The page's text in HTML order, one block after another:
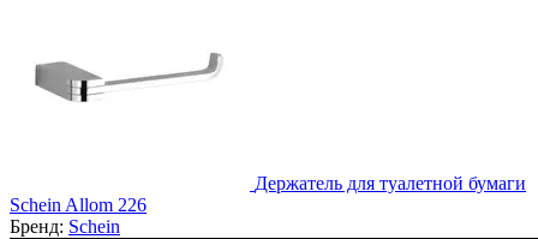
Держатель для туалетной бумаги
Schein Allom 226
Бренд: Schein